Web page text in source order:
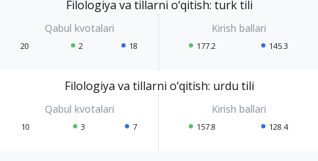
Filologiya va tillarni o‘qitish: turk tili
20 2 18 177.2 145.3
Filologiya va tillarni o‘qitish: urdu tili
10 3 7 157.8 128.4